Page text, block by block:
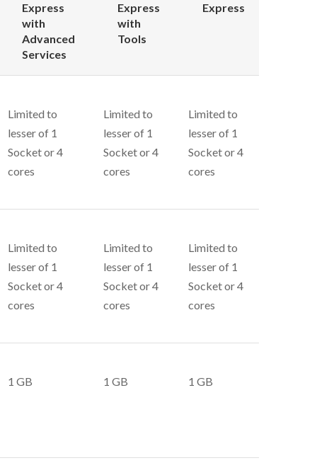
Express
with
Advanced
Services
Express
with
Tools
Express
Limited to
lesser of 1
Socket or 4
cores
Limited to
lesser of 1
Socket or 4
cores
Limited to
lesser of 1
Socket or 4
cores
Limited to
lesser of 1
Socket or 4
cores
Limited to
lesser of 1
Socket or 4
cores
Limited to
lesser of 1
Socket or 4
cores
1 GB 1 GB 1 GB